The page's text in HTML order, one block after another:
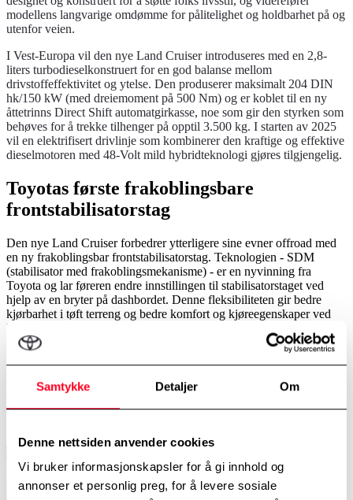
Samtykke Detaljer Om
Denne nettsiden anvender cookies
Vi bruker informasjonskapsler for å gi innhold og
annonser et personlig preg, for å levere sosiale
modellens langvarige omdømme for pålitelighet og holdbarhet på og
utenfor veien.
I Vest-Europa vil den nye Land Cruiser introduseres med en 2,8-
liters turbodieselkonstruert for en god balanse mellom
drivstoffeffektivitet og ytelse. Den produserer maksimalt 204 DIN
hk/150 kW (med dreiemoment på 500 Nm) og er koblet til en ny
åttetrinns Direct Shift automatgirkasse, noe som gir den styrken som
behøves for å trekke tilhenger på opptil 3.500 kg. I starten av 2025
vil en elektrifisert drivlinje som kombinerer den kraftige og effektive
dieselmotoren med 48-Volt mild hybridteknologi gjøres tilgjengelig.
Toyotas første frakoblingsbare
frontstabilisatorstag
Den nye Land Cruiser forbedrer ytterligere sine evner offroad med
en ny frakoblingsbar frontstabilisatorstag. Teknologien - SDM
(stabilisator med frakoblingsmekanisme) - er en nyvinning fra
Toyota og lar føreren endre innstillingen til stabilisatorstaget ved
hjelp av en bryter på dashbordet. Denne fleksibiliteten gir bedre
kjørbarhet i tøft terreng og bedre komfort og kjøreegenskaper ved
kjøring på vei.
En Multi-Terrain Monitor og Multi-Terrain Select system gir
ytterligere støtte ved offroad kjøring. Ved hjelp av høyoppløselig
kamera og skjerm gir Multi-Terrain Monitor føreren et klart
overblikk over området umiddelbart rundt og under kjøretøyet.
Multi-Terrain Select-systemet tilpasser automatisk kjøretøyets ytelse